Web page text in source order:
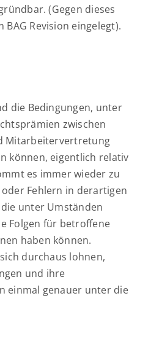
(Gegen dieses
Revision eingelegt).
die Bedingungen, unter
zwischen
Mitarbeitervertretung
können, eigentlich relativ
es immer wieder zu
Fehlern in derartigen
unter Umständen
Folgen für betroffene
haben können.
durchaus lohnen,
und ihre
einmal genauer unter die